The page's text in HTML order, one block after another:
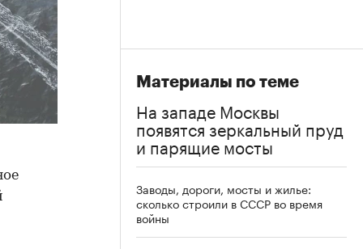
Материалы по теме
На западе Москвы
появятся зеркальный пруд
и парящие мосты
Заводы, дороги, мосты и жилье:
сколько строили в СССР во время
войны